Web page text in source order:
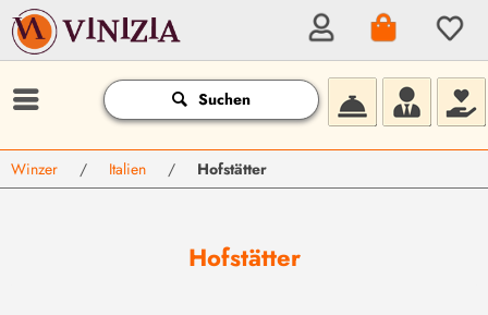
Suchen
Winzer / Italien / Hofstätter
Hofstätter